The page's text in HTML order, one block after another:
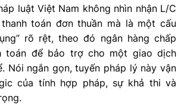
luật Việt Nam không nhìn nhận L/C
toán đơn thuần mà là một cấu
rõ rệt, theo đó ngân hàng chấp
toán để bảo trợ cho một giao dịch
Nói ngắn gọn, tuyến pháp lý này vận
của tính hợp pháp, sự khả thi và